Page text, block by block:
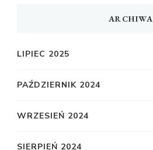
ARCHIWA
LIPIEC 2025
PAŹDZIERNIK 2024
WRZESIEŃ 2024
SIERPIEŃ 2024